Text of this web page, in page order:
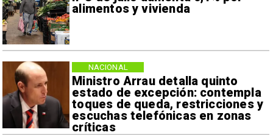
alimentos y vivienda
Ministro Arrau detalla quinto
estado de excepción: contempla
toques de queda, restricciones y
escuchas telefónicas en zonas
críticas
NACIONAL